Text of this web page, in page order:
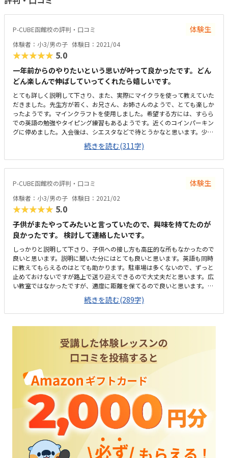
P-CUBE函館校の評判・口コミ 体験生
体験者：小3/男の子 体験日：2021/04
★★★★★ 5.0
一年前からのやりたいという思いが叶って良かったです。どん
どん楽しんで伸ばしていってくれたら嬉しいです。
とても詳しく説明して下さり、また、実際にマイクラを使って教えていた
だきました。先生方が若く、お兄さん、お姉さんのようで、とても楽しか
ったようです。マインクラフトを使用しました。希望する方には、すらら
での英語の勉強やタイピング練習もあるようです。近くのコインパーキン
グに停めました。入会後は、シエスタなどで待とうかなと思います。少人
数で、様々な学年の生徒さんがおり、楽しそうでした。先生方も子供達の
目線で教えていました。少し悩み、色々調べましたが、プログラミングは
どこもこれ位かな、、と思います。 先生方が明るく優しく、すぐにリラ
ックスしていました。あらゆる場面で、筋道を立てて考えられるようにな
続きを読む(311字)
P-CUBE函館校の評判・口コミ 体験生
体験者：小3/男の子 体験日：2021/02
★★★★★ 5.0
子供がまたやってみたいと言っていたので、興味を持てたのが
良かったです。 検討して連絡したいです。
しっかりと説明して下さり、子供への接し方も高圧的な所もなかったので
良いと思います。説明に聞いた分にはとても良いと思います。英語も同時
に教えてもらえるのはとても助かります。駐車場は多くないので、ずっと
止めておけないですが路上で送り迎えできるので大丈夫だと思います。広
い教室ではなかったですが、適度に距離を保てるので良いと思います。椅
子も高さ調節できるようになっていて良いです。少し高いですが、英語も
と考えたら良い値段かと思います。他の所にも体験に行きましたが、そこ
よりはお安いです。先生も優しく詳しく丁寧に説明してくださったのと、
続きを読む(289字)